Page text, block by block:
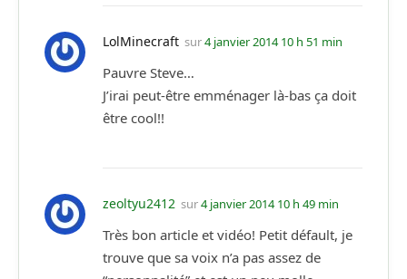
LolMinecraft sur4 janvier 2014 10 h 51 min
Pauvre Steve…
J’irai peut-être emménager là-bas ça doit
être cool!!
zeoltyu2412 sur4 janvier 2014 10 h 49 min
Très bon article et vidéo! Petit défault, je
trouve que sa voix n’a pas assez de